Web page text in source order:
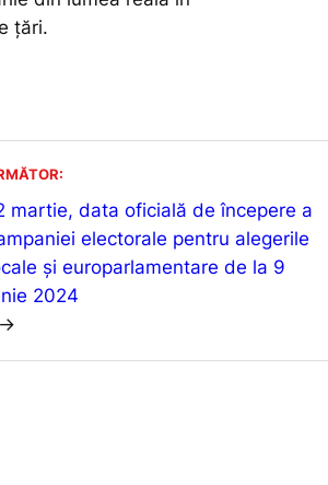
țări.
martie, data oficială de începere a
electorale pentru alegerile
și europarlamentare de la 9
2024
→